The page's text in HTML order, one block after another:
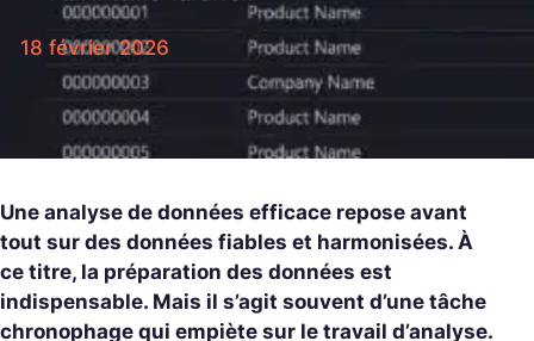
18 février 2026
Une analyse de données efficace repose avant
tout sur des données fiables et harmonisées. À
ce titre, la préparation des données est
indispensable. Mais il s’agit souvent d’une tâche
chronophage qui empiète sur le travail d’analyse.